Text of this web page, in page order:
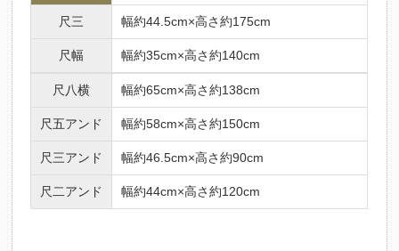
尺三 幅約44.5cm×高さ約175cm
尺幅 幅約35cm×高さ約140cm
尺八横 幅約65cm×高さ約138cm
尺五アンド 幅約58cm×高さ約150cm
尺三アンド 幅約46.5cm×高さ約90cm
尺二アンド 幅約44cm×高さ約120cm